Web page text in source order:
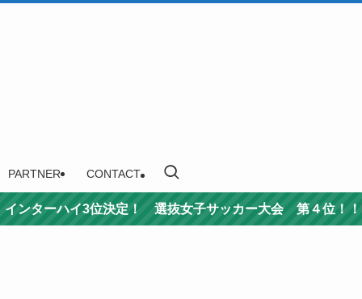
PARTNER CONTACT
！ 選抜女子サッカー大会 第４位！！ 新人戦準優勝